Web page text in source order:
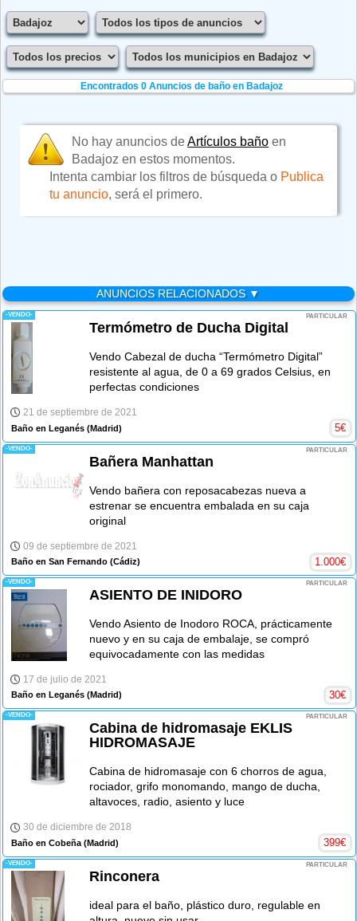
Encontrados 0Anuncios de baño en Badajoz
No hay anuncios deArtículos baño en
Badajoz en estos momentos.
Intenta cambiar los filtros de búsqueda o Publica
tu anuncio, será el primero.
ANUNCIOS RELACIONADOS ▼
-VENDO- PARTICULAR
Termómetro de Ducha Digital
Vendo Cabezal de ducha “Termómetro Digital”
resistente al agua, de 0 a 69 grados Celsius, en
perfectas condiciones
21 de septiembre de 2021
Baño en Leganés (Madrid) 5€
-VENDO- PARTICULAR
Bañera Manhattan
Vendo bañera con reposacabezas nueva a
estrenar se encuentra embalada en su caja
original
09 de septiembre de 2021
Baño en San Fernando (Cádiz) 1.000€
-VENDO- PARTICULAR
ASIENTO DE INIDORO
Vendo Asiento de Inodoro ROCA, prácticamente
nuevo y en su caja de embalaje, se compró
equivocadamente con las medidas
17 de julio de 2021
Baño en Leganés (Madrid) 30€
-VENDO- PARTICULAR
Cabina de hidromasaje EKLIS
HIDROMASAJE
Cabina de hidromasaje con 6 chorros de agua,
rociador, grifo monomando, mango de ducha,
altavoces, radio, asiento y luce
30 de diciembre de 2018
Baño en Cobeña (Madrid) 399€
-VENDO- PARTICULAR
Rinconera
ideal para el baño, plástico duro, regulable en